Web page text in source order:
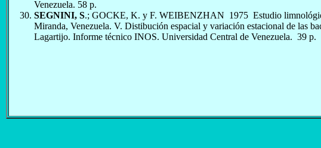
Venezuela. 58 p.
SEGNINI, S.; GOCKE, K. y F. WEIBENZHAN 1975 Estudio
Miranda, Venezuela. V. Distibución espacial y variación estacional de las
Lagartijo. Informe técnico INOS. Univer­sidad Central de Venezuela. 39 p.